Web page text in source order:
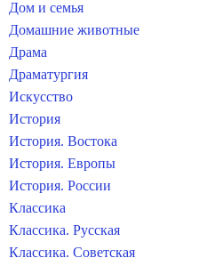
Дом и семья
Домашние животные
Драма
Драматургия
Искусство
История
История. Востока
История. Европы
История. России
Классика
Классика. Русская
Классика. Советская